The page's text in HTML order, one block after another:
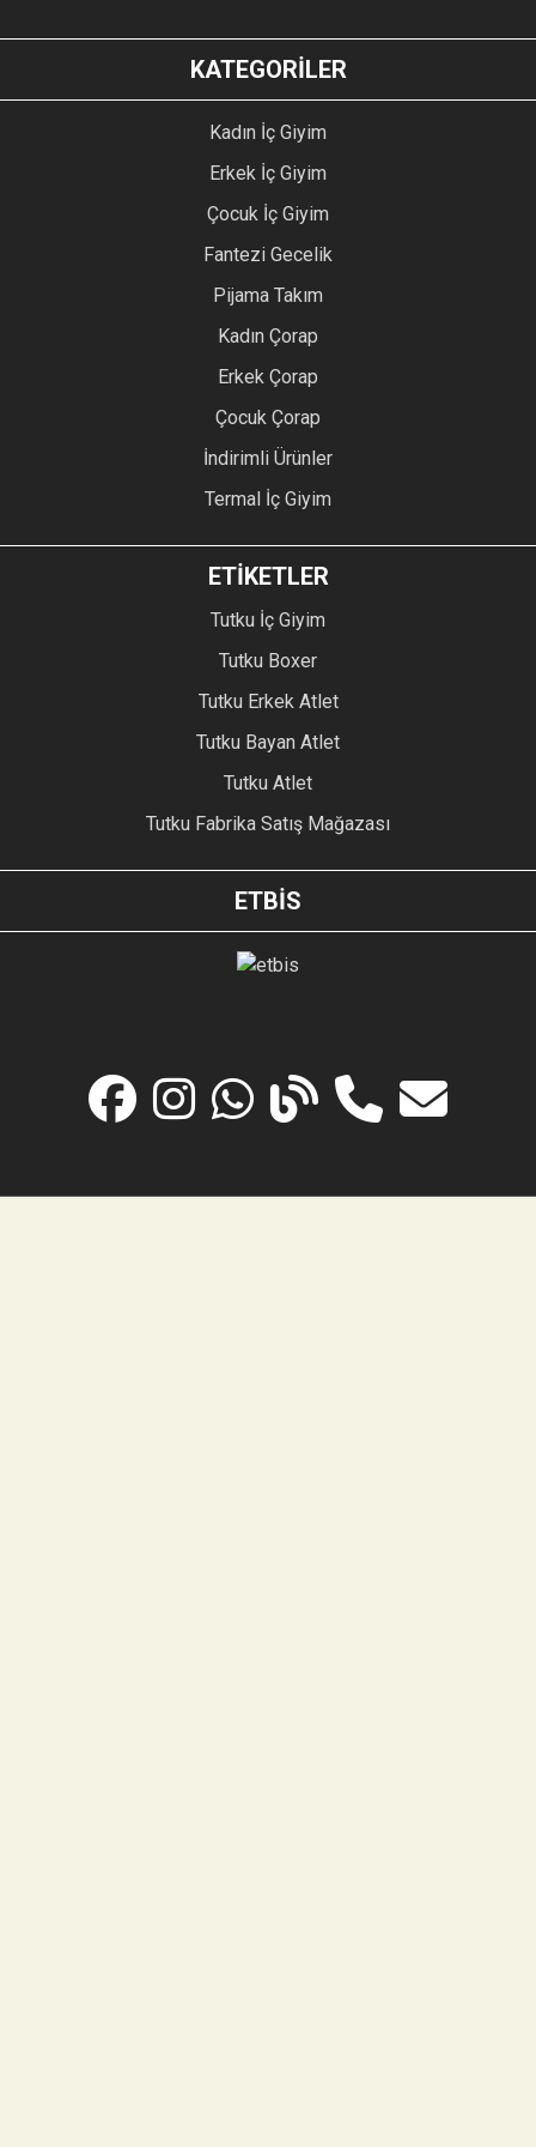
KATEGORİLER
Kadın İç Giyim
Erkek İç Giyim
Çocuk İç Giyim
Fantezi Gecelik
Pijama Takım
Kadın Çorap
Erkek Çorap
Çocuk Çorap
İndirimli Ürünler
Termal İç Giyim
ETİKETLER
Tutku İç Giyim
Tutku Boxer
Tutku Erkek Atlet
Tutku Bayan Atlet
Tutku Atlet
Tutku Fabrika Satış Mağazası
ETBİS